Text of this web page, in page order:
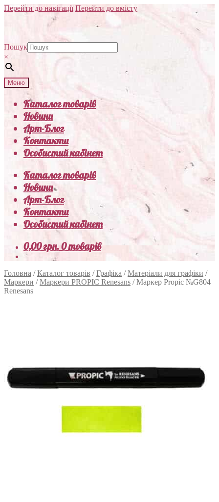
Перейти до навігації Перейти до вмісту
Пошук
×
Меню
Каталог товарів
Новини
Арт-Блог
Контакти
Особистий кабінет
Каталог товарів
Новини
Арт-Блог
Контакти
Особистий кабінет
0,00грн.0 товарів
Головна /Каталог товарів /Графіка /Матеріали для графіки /
Маркери /Маркери PROPIC Renesans /Маркер Propic №G804
Renesans